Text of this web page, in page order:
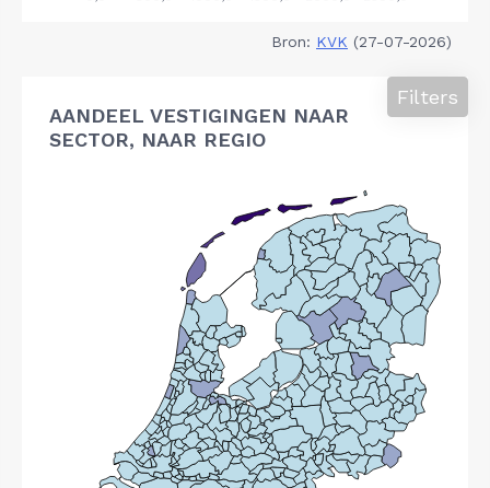
Bron: KVK (27-07-2026)
AANDEEL VESTIGINGEN NAAR
SECTOR, NAAR REGIO
Filters